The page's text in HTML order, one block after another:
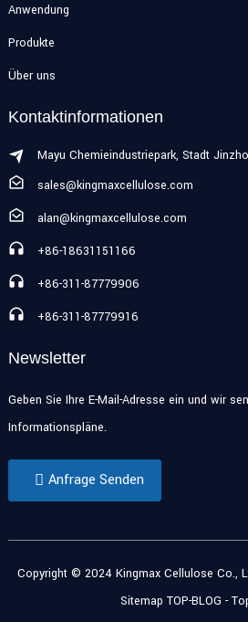
Anwendung
Produkte
Über uns
Kontaktinformationen
Mayu Chemieindustriepark, Stadt
sales@kingmaxcellulose.com
alan@kingmaxcellulose.com
+86-18631151166
+86-311-87779906
+86-311-87779916
Newsletter
Geben Sie Ihre E-Mail-Adresse ein und wir
Informationspläne.
Anfrage Senden
Copyright © 2024 Kingmax Cellulose Co.,
Sitemap TOP-BLOG -